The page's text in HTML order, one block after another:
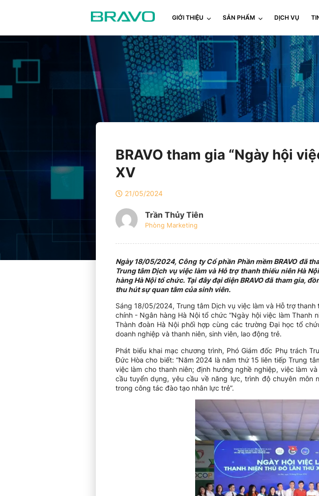
GIỚI THIỆU SẢN PHẨM DỊCH VỤ
BRAVO tham gia “Ngày hội
XV
21/05/2024
Trần Thủy Tiên
Phòng Marketing
Ngày 18/05/2024, Công ty Cổ phần Phần mềm BRAVO đã
Trung tâm Dịch vụ việc làm và Hỗ trợ thanh thiếu niên Hà
hàng Hà Nội tổ chức. Tại đây đại diện BRAVO đã tham gia,
thu hút sự quan tâm của sinh viên.
Sáng 18/05/2024, Trung tâm Dịch vụ việc làm và Hỗ trợ
chính - Ngân hàng Hà Nội tổ chức “Ngày hội việc làm Thanh
Thành đoàn Hà Nội phối hợp cùng các trường Đại học tổ
doanh nghiệp và thanh niên, sinh viên, lao động trẻ.
Phát biểu khai mạc chương trình, Phó Giám đốc Phụ trách
Đức Hòa cho biết: “Năm 2024 là năm thứ 15 liên tiếp Trung
việc làm cho thanh niên; định hướng nghề nghiệp, việc làm
cầu tuyển dụng, yêu cầu về năng lực, trình độ chuyên
trong công tác đào tạo nhân lực trẻ”.